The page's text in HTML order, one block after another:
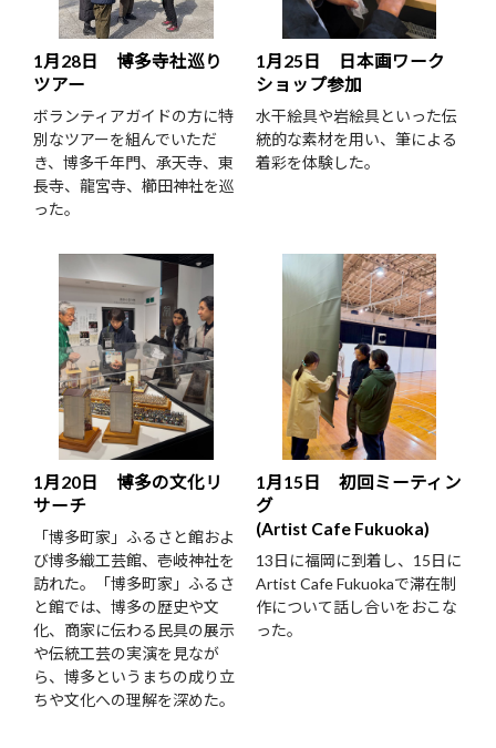
1月28日 博多寺社巡り
ツアー
ボランティアガイドの方に特
別なツアーを組んでいただ
き、博多千年門、承天寺、東
長寺、龍宮寺、櫛田神社を巡
った。
1月25日 日本画ワーク
ショップ参加
水干絵具や岩絵具といった伝
統的な素材を用い、筆による
着彩を体験した。
1月20日 博多の文化リ
サーチ
「博多町家」ふるさと館およ
び博多織工芸館、壱岐神社を
訪れた。「博多町家」ふるさ
と館では、博多の歴史や文
化、商家に伝わる民具の展示
や伝統工芸の実演を見なが
ら、博多というまちの成り立
ちや文化への理解を深めた。
1月15日 初回ミーティン
グ
(Artist Cafe Fukuoka)
13日に福岡に到着し、15日に
Artist Cafe Fukuokaで滞在制
作について話し合いをおこな
った。